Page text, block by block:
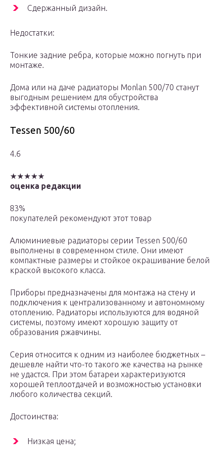
Сдержанный дизайн.
Недостатки:
Тонкие задние ребра, которые можно погнуть при
монтаже.
Дома или на даче радиаторы Monlan 500/70 станут
выгодным решением для обустройства
эффективной системы отопления.
Tessen 500/60
4.6
★★★★★
оценка редакции
83%
покупателей рекомендуют этот товар
Алюминиевые радиаторы серии Tessen 500/60
выполнены в современном стиле. Они имеют
компактные размеры и стойкое окрашивание белой
краской высокого класса.
Приборы предназначены для монтажа на стену и
подключения к централизованному и автономному
отоплению. Радиаторы используются для водяной
системы, поэтому имеют хорошую защиту от
образования ржавчины.
Серия относится к одним из наиболее бюджетных –
дешевле найти что-то такого же качества на рынке
не удастся. При этом батареи характеризуются
хорошей теплоотдачей и возможностью установки
любого количества секций.
Достоинства:
Низкая цена;